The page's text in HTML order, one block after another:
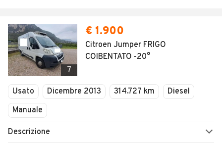
7
€ 1.900
Citroen Jumper FRIGO
COIBENTATO -20°
Usato Dicembre 2013 314.727 km
Diesel
Manuale
Descrizione